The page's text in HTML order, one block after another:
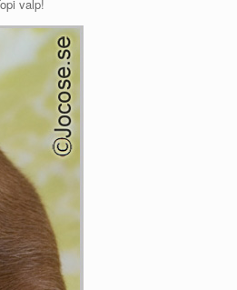
valp!